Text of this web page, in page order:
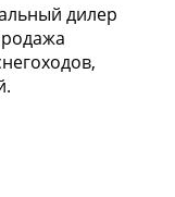
дилер